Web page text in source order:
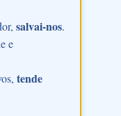
salvai-nos.
e
tende